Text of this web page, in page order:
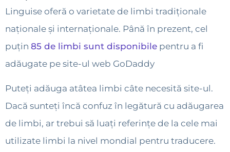
Linguise oferă o varietate de limbi tradiționale
naționale și internaționale. Până în prezent, cel
puțin 85 de limbi sunt disponibile pentru a fi
adăugate pe site-ul web GoDaddy
Puteți adăuga atâtea limbi câte necesită site-ul.
Dacă sunteți încă confuz în legătură cu adăugarea
de limbi, ar trebui să luați referințe de la cele mai
utilizate limbi la nivel mondial pentru traducere.